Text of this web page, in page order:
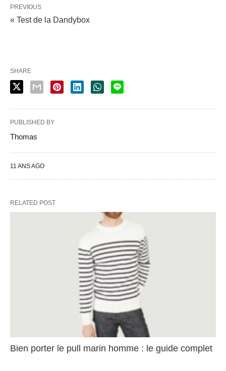
PREVIOUS
« Test de la Dandybox
SHARE
PUBLISHED BY
Thomas
11 ANS AGO
RELATED POST
Bien porter le pull marin homme : le guide complet